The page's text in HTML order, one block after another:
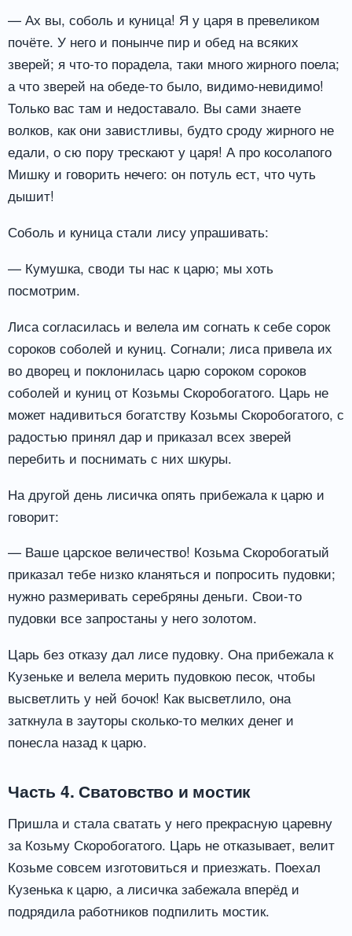
— Ах вы, соболь и куница! Я у царя в превеликом
почёте. У него и понынче пир и обед на всяких
зверей; я что-то порадела, таки много жирного поела;
а что зверей на обеде-то было, видимо-невидимо!
Только вас там и недоставало. Вы сами знаете
волков, как они завистливы, будто сроду жирного не
едали, о сю пору трескают у царя! А про косолапого
Мишку и говорить нечего: он потуль ест, что чуть
дышит!
Соболь и куница стали лису упрашивать:
— Кумушка, своди ты нас к царю; мы хоть
посмотрим.
Лиса согласилась и велела им согнать к себе сорок
сороков соболей и куниц. Согнали; лиса привела их
во дворец и поклонилась царю сороком сороков
соболей и куниц от Козьмы Скоробогатого. Царь не
может надивиться богатству Козьмы Скоробогатого, с
радостью принял дар и приказал всех зверей
перебить и поснимать с них шкуры.
На другой день лисичка опять прибежала к царю и
говорит:
— Ваше царское величество! Козьма Скоробогатый
приказал тебе низко кланяться и попросить пудовки;
нужно размеривать серебряны деньги. Свои-то
пудовки все запростаны у него золотом.
Царь без отказу дал лисе пудовку. Она прибежала к
Кузеньке и велела мерить пудовкою песок, чтобы
высветлить у ней бочок! Как высветлило, она
заткнула в зауторы сколько-то мелких денег и
понесла назад к царю.
Часть 4. Сватовство и мостик
Пришла и стала сватать у него прекрасную царевну
за Козьму Скоробогатого. Царь не отказывает, велит
Козьме совсем изготовиться и приезжать. Поехал
Кузенька к царю, а лисичка забежала вперёд и
подрядила работников подпилить мостик.